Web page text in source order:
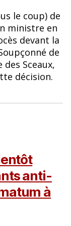
le coup) de
ministre en
devant la
de
Sceaux,
décision.
anti-
à